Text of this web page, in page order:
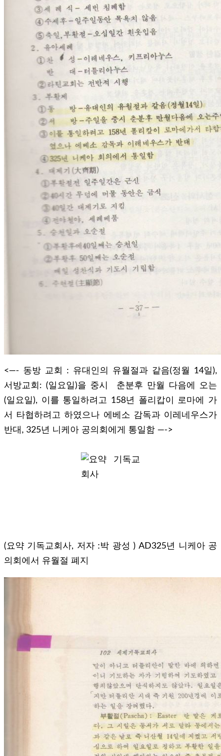
<—- 동방 교회 : 유대인의 유월절과 같음(정월 14일),
서방교회: (일요일)을 중시 춘분후 만월 다음에 오는
(일요일), 이를 통일하려고 158년 폴리캅이 로마에 가
서 타협하려고 하였으나 에베소 감독과 이레네우스가
반대, 325년 니케아 공의회에게 통일함 —->
(요약 기독교회사, 저자 :박 광성 ) AD325년 니케아 공
의회에서 유월절 폐지